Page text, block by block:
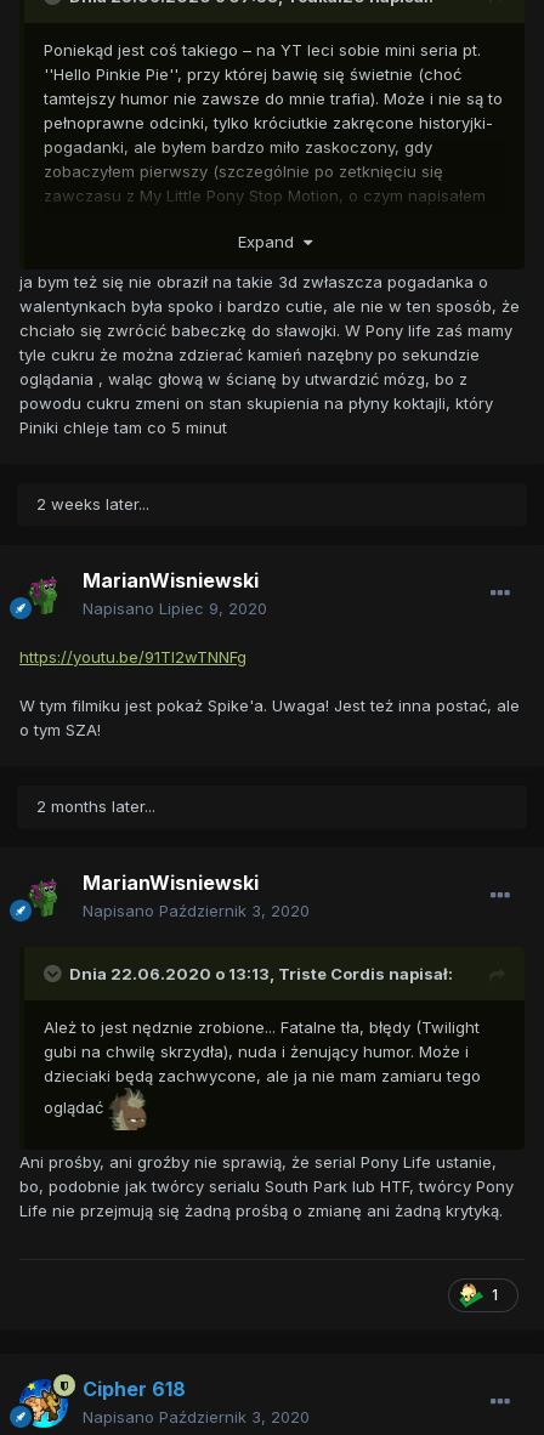
Poniekąd jest coś takiego – na YT leci sobie mini seria pt.
''Hello Pinkie Pie'', przy której bawię się świetnie (choć
tamtejszy humor nie zawsze do mnie trafia). Może i nie są to
pełnoprawne odcinki, tylko króciutkie zakręcone historyjki-
pogadanki, ale byłem bardzo miło zaskoczony, gdy
zobaczyłem pierwszy (szczególnie po zetknięciu się
zawczasu z My Little Pony Stop Motion, o czym napisałem
sumie bym się nawet nie obraził, gdyby następna generacja
Expand
ja bym też się nie obraził na takie 3d zwłaszcza pogadanka o
walentynkach była spoko i bardzo cutie, ale nie w ten sposób, że
chciało się zwrócić babeczkę do sławojki. W Pony life zaś mamy
tyle cukru że można zdzierać kamień nazębny po sekundzie
oglądania , waląc głową w ścianę by utwardzić mózg, bo z
powodu cukru zmeni on stan skupienia na płyny koktajli, który
Piniki chleje tam co 5 minut
2 weeks later...
MarianWisniewski
Napisano Lipiec 9, 2020
https://youtu.be/91Tl2wTNNFg
W tym filmiku jest pokaż Spike'a. Uwaga! Jest też inna postać, ale
o tym SZA!
2 months later...
MarianWisniewski
Napisano Październik 3, 2020
Dnia 22.06.2020 o 13:13, Triste Cordis napisał:
Ależ to jest nędznie zrobione... Fatalne tła, błędy (Twilight
gubi na chwilę skrzydła), nuda i żenujący humor. Może i
dzieciaki będą zachwycone, ale ja nie mam zamiaru tego
oglądać
Ani prośby, ani groźby nie sprawią, że serial Pony Life ustanie,
bo, podobnie jak twórcy serialu South Park lub HTF, twórcy Pony
Life nie przejmują się żadną prośbą o zmianę ani żadną krytyką.
1
Cipher 618
Napisano Październik 3, 2020